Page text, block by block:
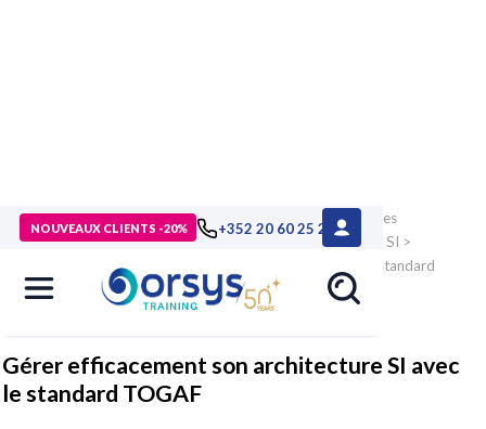
NOUVEAUX CLIENTS -20% +352 20 60 25 26
> Formations>Technologies numériques
Management des
Systèmes d'Information>Architecture et urbanisation des SI >
Formation Gérer efficacement son architecture SI avec le standard
TOGAF
Gérer efficacement son architecture SI avec
le standard TOGAF